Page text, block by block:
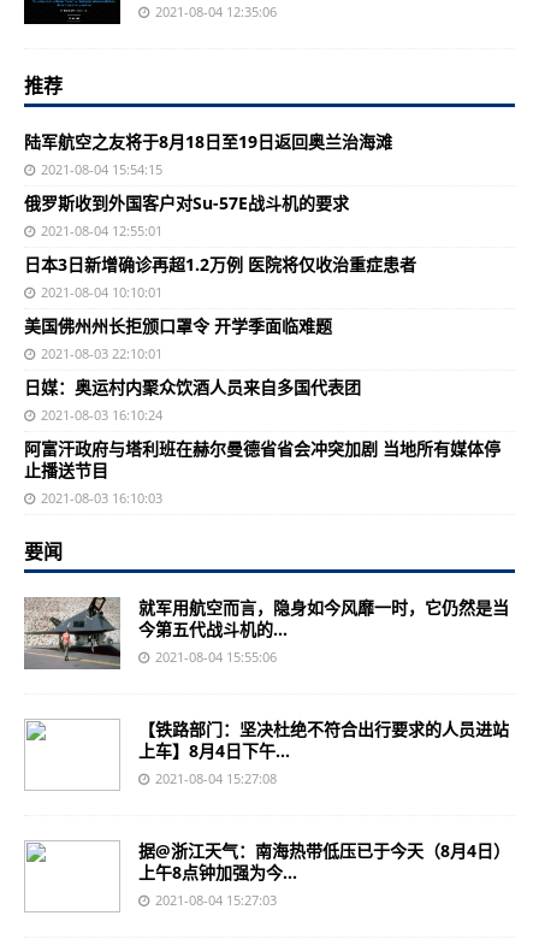
2021-08-04 12:35:06
推荐
陆军航空之友将于8月18日至19日返回奥兰治海滩
2021-08-04 15:54:15
俄罗斯收到外国客户对Su-57E战斗机的要求
2021-08-04 12:55:01
日本3日新增确诊再超1.2万例 医院将仅收治重症患者
2021-08-04 10:10:01
美国佛州州长拒颁口罩令 开学季面临难题
2021-08-03 22:10:01
日媒：奥运村内聚众饮酒人员来自多国代表团
2021-08-03 16:10:24
阿富汗政府与塔利班在赫尔曼德省省会冲突加剧 当地所有媒体停
止播送节目
2021-08-03 16:10:03
要闻
就军用航空而言，隐身如今风靡一时，它仍然是当
今第五代战斗机的...
2021-08-04 15:55:06
【铁路部门：坚决杜绝不符合出行要求的人员进站
上车】8月4日下午...
2021-08-04 15:27:08
据@浙江天气：南海热带低压已于今天（8月4日）
上午8点钟加强为今...
2021-08-04 15:27:03